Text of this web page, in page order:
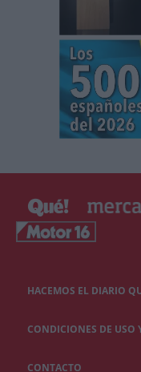
HACEMOS EL DIARIO
CONDICIONES DE USO
CONTACTO